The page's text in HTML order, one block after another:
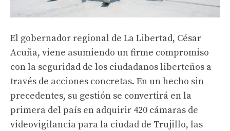
El gobernador regional de La Libertad, César
Acuña, viene asumiendo un firme compromiso
con la seguridad de los ciudadanos liberteños a
través de acciones concretas. En un hecho sin
precedentes, su gestión se convertirá en la
primera del país en adquirir 420 cámaras de
videovigilancia para la ciudad de Trujillo, las